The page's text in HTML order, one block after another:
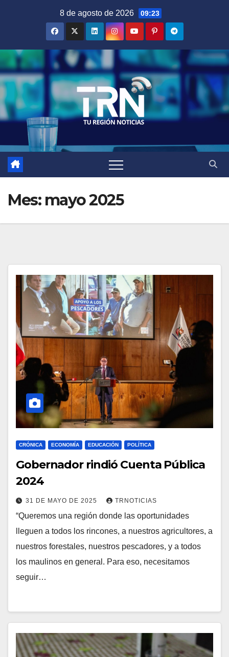
8 de agosto de 2026 09:23
Mes: mayo 2025
CRÓNICA ECONOMÍA EDUCACIÓN POLÍTICA
Gobernador rindió Cuenta Pública
2024
31 DE MAYO DE 2025 TRNOTICIAS
“Queremos una región donde las oportunidades
lleguen a todos los rincones, a nuestros agricultores, a
nuestros forestales, nuestros pescadores, y a todos
los maulinos en general. Para eso, necesitamos
seguir…